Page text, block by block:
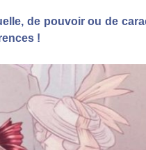
de pouvoir ou de
!